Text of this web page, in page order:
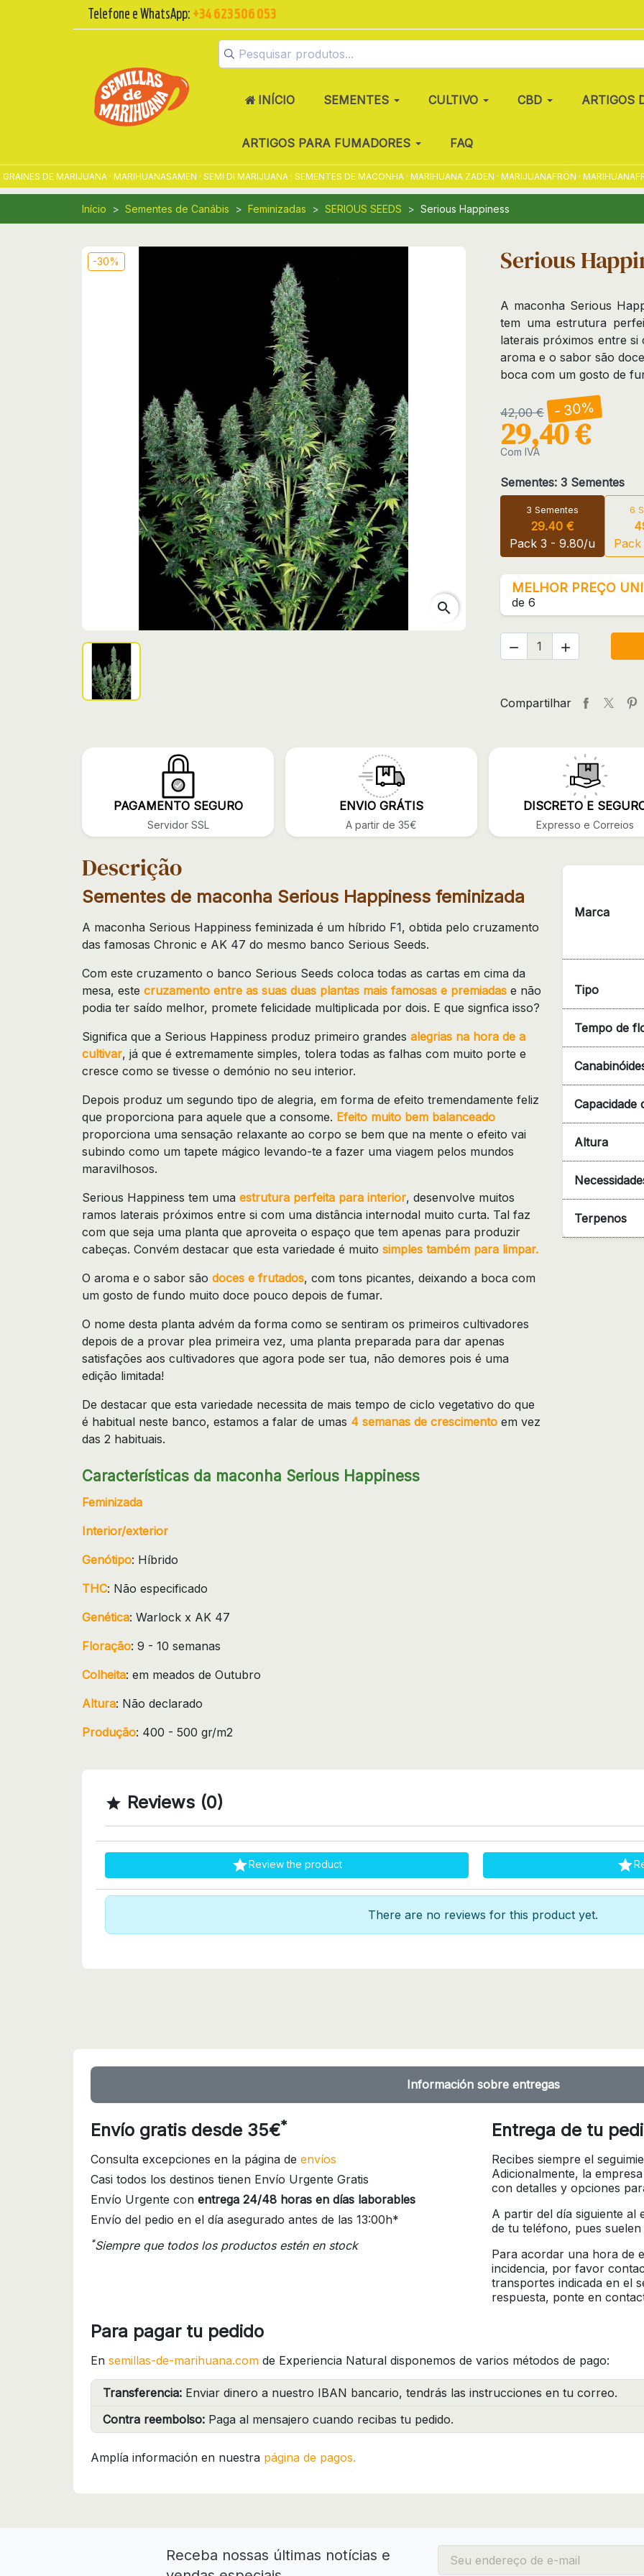
Telefone e WhatsApp: +34 623 506 053
INÍCIO SEMENTES CULTIVO CBD ARTIGOS
ARTIGOS PARA FUMADORES FAQ
DE MARIJUANA · MARIHUANASAMEN · SEMI DI MARIJUANA · SEMENTES DE MACONHA · MARIHUANA ZADEN · MARIJUANAFRÖN · MARIHUANAFRØ
Início Sementes de Canábis Feminizadas SERIOUS SEEDS Serious Happiness
-30%
search
Serious
A maconha Serious
tem uma estrutura
laterais próximos entre si
aroma e o sabor são
boca com um gosto de
42,00 € - 30%
29,40 €
Com IVA
Sementes: 3 Sementes
3 Sementes
29.40 €
Pack 3 - 9.80/u
6
MELHOR PREÇO
de 6
 
Compartilhar
PAGAMENTO SEGURO
Servidor SSL
ENVIO GRÁTIS
A partir de 35€
DISCRETO E
Expresso e Correios
Marca
Tipo
Tempo de
Capacidade
Altura
Terpenos
Descrição
Sementes de maconha Serious Happiness feminizada
A maconha Serious Happiness feminizada é um híbrido F1, obtida pelo cruzamento
das famosas Chronic e AK 47 do mesmo banco Serious Seeds.
Com este cruzamento o banco Serious Seeds coloca todas as cartas em cima da
mesa, este cruzamento entre as suas duas plantas mais famosas e premiadas e não
podia ter saído melhor, promete felicidade multiplicada por dois. E que signfica isso?
Significa que a Serious Happiness produz primeiro grandes alegrias na hora de a
cultivar, já que é extremamente simples, tolera todas as falhas com muito porte e
cresce como se tivesse o demónio no seu interior.
Depois produz um segundo tipo de alegria, em forma de efeito tremendamente feliz
que proporciona para aquele que a consome. Efeito muito bem balanceado
proporciona uma sensação relaxante ao corpo se bem que na mente o efeito vai
subindo como um tapete mágico levando-te a fazer uma viagem pelos mundos
maravilhosos.
Serious Happiness tem uma estrutura perfeita para interior, desenvolve muitos
ramos laterais próximos entre si com uma distância internodal muito curta. Tal faz
com que seja uma planta que aproveita o espaço que tem apenas para produzir
cabeças. Convém destacar que esta variedade é muito simples também para limpar.
O aroma e o sabor são doces e frutados, com tons picantes, deixando a boca com
um gosto de fundo muito doce pouco depois de fumar.
O nome desta planta advém da forma como se sentiram os primeiros cultivadores
depois de a provar plea primeira vez, uma planta preparada para dar apenas
satisfações aos cultivadores que agora pode ser tua, não demores pois é uma
edição limitada!
De destacar que esta variedade necessita de mais tempo de ciclo vegetativo do que
é habitual neste banco, estamos a falar de umas 4 semanas de crescimento em vez
das 2 habituais.
Características da maconha Serious Happiness
Feminizada
Interior/exterior
Genótipo: Híbrido
THC: Não especificado
Genética: Warlock x AK 47
Floração: 9 - 10 semanas
Colheita: em meados de Outubro
Altura: Não declarado
Produção: 400 - 500 gr/m2
 Reviews (0)
Review the product 
There are no reviews for this product yet.
Información sobre entregas
Envío gratis desde 35€*
Consulta excepciones en la página de envíos
Casi todos los destinos tienen Envío Urgente Gratis
Envío Urgente con entrega 24/48 horas en días laborables
Envío del pedio en el día asegurado antes de las 13:00h*
*Siempre que todos los productos estén en stock
Entrega de tu
Recibes siempre el
Adicionalmente, la
con detalles y opciones
A partir del día siguiente al
de tu teléfono, pues
Para acordar una hora de
incidencia, por favor
transportes indicada en el
respuesta, ponte en
Para pagar tu pedido
En semillas-de-marihuana.com de Experiencia Natural disponemos de varios métodos de pago:
Transferencia: Enviar dinero a nuestro IBAN bancario, tendrás las instrucciones en tu correo.
Contra reembolso: Paga al mensajero cuando recibas tu pedido.
Amplía información en nuestra página de pagos.
Receba nossas últimas notícias e